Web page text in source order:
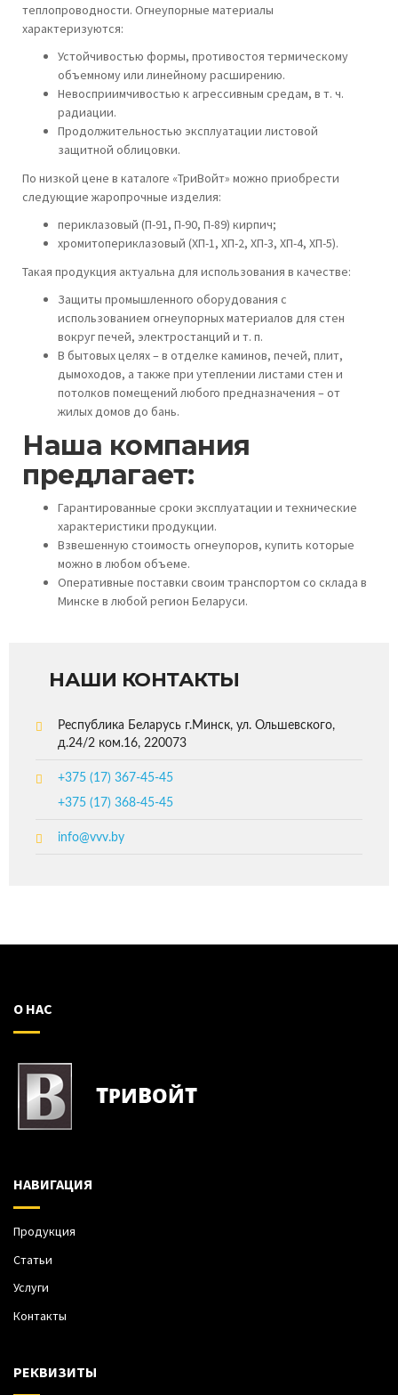
НАШИ КОНТАКТЫ
Республика Беларусь г.Минск, ул. Ольшевского,
д.24/2 ком.16, 220073
+375 (17) 367-45-45
+375 (17) 368-45-45
info@vvv.by
теплопроводности. Огнеупорные материалы
характеризуются:
Устойчивостью формы, противостоя термическому
объемному или линейному расширению.
Невосприимчивостью к агрессивным средам, в т. ч.
радиации.
Продолжительностью эксплуатации листовой
защитной облицовки.
По низкой цене в каталоге «ТриВойт» можно приобрести
следующие жаропрочные изделия:
периклазовый (П-91, П-90, П-89) кирпич;
хромитопериклазовый (ХП-1, ХП-2, ХП-3, ХП-4, ХП-5).
Такая продукция актуальна для использования в качестве:
Защиты промышленного оборудования с
использованием огнеупорных материалов для стен
вокруг печей, электростанций и т. п.
В бытовых целях – в отделке каминов, печей, плит,
дымоходов, а также при утеплении листами стен и
потолков помещений любого предназначения – от
жилых домов до бань.
Наша компания
предлагает:
Гарантированные сроки эксплуатации и технические
характеристики продукции.
Взвешенную стоимость огнеупоров, купить которые
можно в любом объеме.
Оперативные поставки своим транспортом со склада в
Минске в любой регион Беларуси.
О НАС
НАВИГАЦИЯ
Продукция
Статьи
Услуги
Контакты
РЕКВИЗИТЫ